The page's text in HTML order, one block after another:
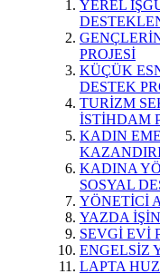
YEREL
PROJESİ
KÜÇÜK
DESTEK
TURİZM
İSTİHDAM
KADIN
KADINA
SOSYAL
YÖNETİCİ
YAZDA
SEVGİ EVİ
ENGELSİZ
LAPTA